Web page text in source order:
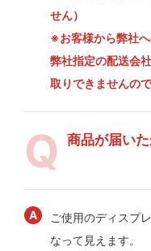
せん）
※お客様から弊社へ
弊社指定の配送会
取りできませんの
商品が届い
ご使用のディスプ
なって見えます。